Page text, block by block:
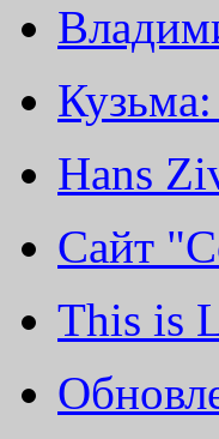
Кузьма:
Hans
Cайт
This is